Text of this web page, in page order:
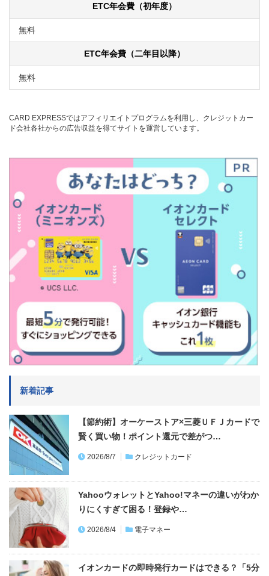
ETC年会費（初年度）
無料
ETC年会費（二年目以降）
無料
CARD EXPRESSではアフィリエイトプログラムを利用し、クレジットカー
ド会社各社からの広告収益を得てサイトを運営しています。
新着記事
【節約術】オーケーストア×三菱ＵＦＪカードで
賢く買い物！ポイント還元で差がつ…
2026/8/7 クレジットカード
YahooウォレットとYahoo!マネーの違いがわか
りにくすぎて困る！登録や…
2026/8/4 電子マネー
イオンカードの即時発行カードはできる？「5分